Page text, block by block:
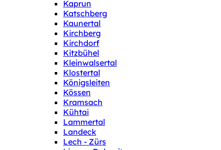
Kaprun
Katschberg
Kaunertal
Kirchberg
Kirchdorf
Kitzbühel
Kleinwalsertal
Klostertal
Königsleiten
Kössen
Kramsach
Kühtai
Lammertal
Landeck
Lech - Zürs